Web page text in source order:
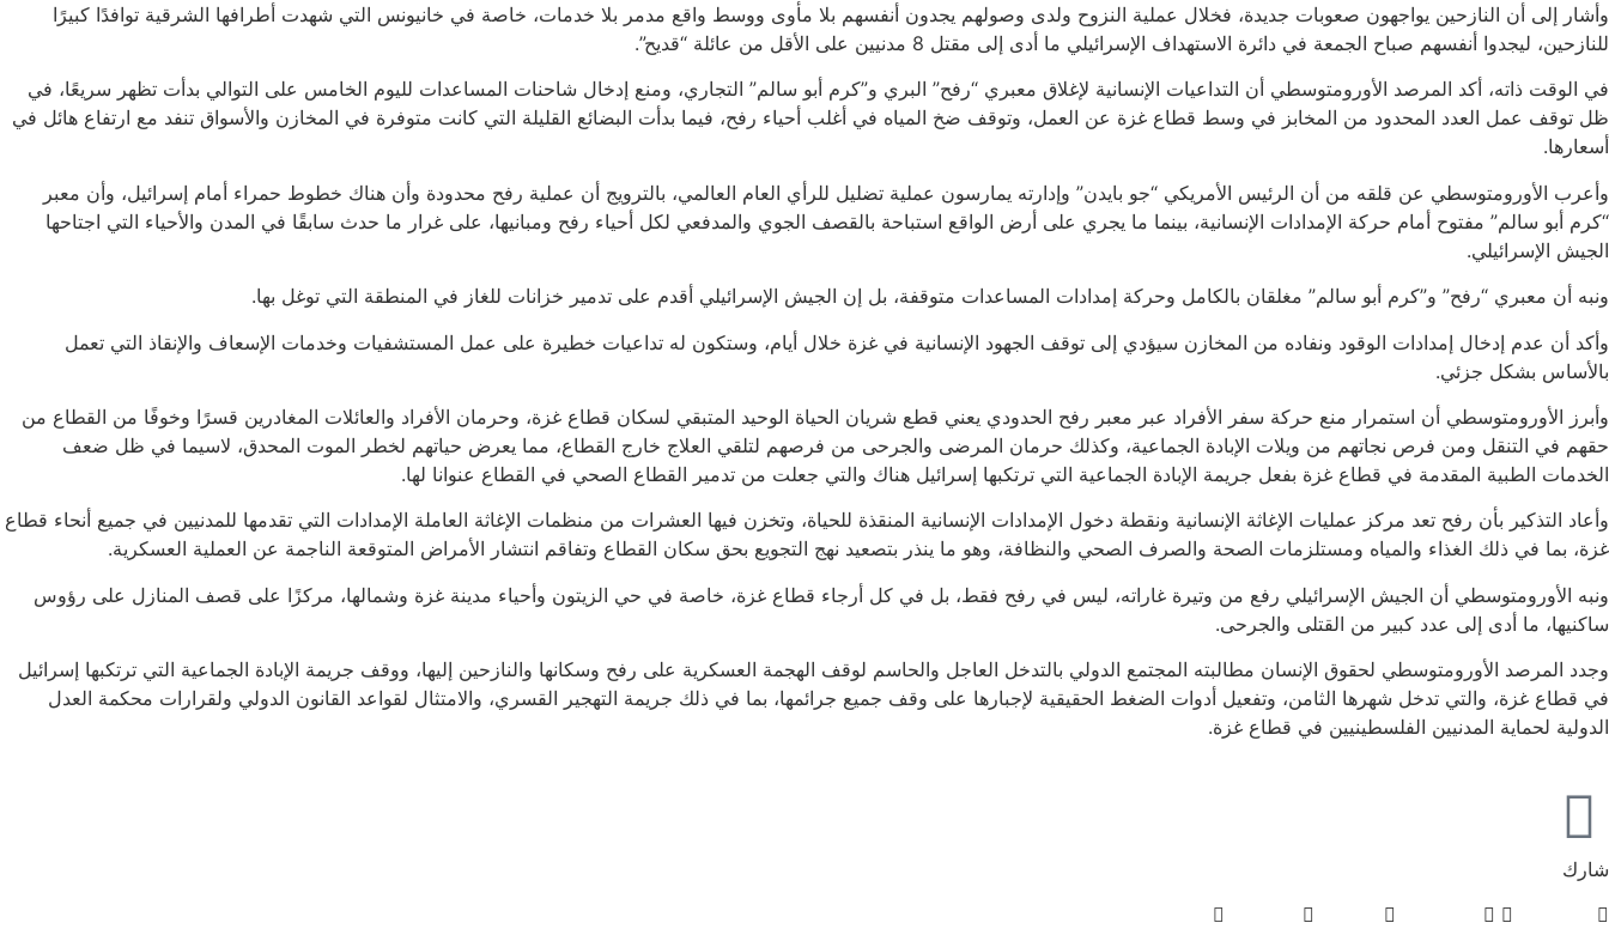
وأشار إلى أن النازحين يواجهون صعوبات جديدة، فخلال عملية النزوح ولدى وصولهم يجدون أنفسهم بلا مأوى ووسط واقع مدمر بلا خدمات، خاصة في خانيونس التي شهدت أطرافها الشرقية توافدًا كبيرًا
للنازحين، ليجدوا أنفسهم صباح الجمعة في دائرة الاستهداف الإسرائيلي ما أدى إلى مقتل 8 مدنيين على الأقل من عائلة “قديح”.
في الوقت ذاته، أكد المرصد الأورومتوسطي أن التداعيات الإنسانية لإغلاق معبري “رفح” البري و”كرم أبو سالم” التجاري، ومنع إدخال شاحنات المساعدات لليوم الخامس على التوالي بدأت تظهر سريعًا، في
ظل توقف عمل العدد المحدود من المخابز في وسط قطاع غزة عن العمل، وتوقف ضخ المياه في أغلب أحياء رفح، فيما بدأت البضائع القليلة التي كانت متوفرة في المخازن والأسواق تنفد مع ارتفاع هائل في
أسعارها.
وأعرب الأورومتوسطي عن قلقه من أن الرئيس الأمريكي “جو بايدن” وإدارته يمارسون عملية تضليل للرأي العام العالمي، بالترويج أن عملية رفح محدودة وأن هناك خطوط حمراء أمام إسرائيل، وأن معبر
“كرم أبو سالم” مفتوح أمام حركة الإمدادات الإنسانية، بينما ما يجري على أرض الواقع استباحة بالقصف الجوي والمدفعي لكل أحياء رفح ومبانيها، على غرار ما حدث سابقًا في المدن والأحياء التي اجتاحها
الجيش الإسرائيلي.
ونبه أن معبري “رفح” و”كرم أبو سالم” مغلقان بالكامل وحركة إمدادات المساعدات متوقفة، بل إن الجيش الإسرائيلي أقدم على تدمير خزانات للغاز في المنطقة التي توغل بها.
وأكد أن عدم إدخال إمدادات الوقود ونفاده من المخازن سيؤدي إلى توقف الجهود الإنسانية في غزة خلال أيام، وستكون له تداعيات خطيرة على عمل المستشفيات وخدمات الإسعاف والإنقاذ التي تعمل
بالأساس بشكل جزئي.
وأبرز الأورومتوسطي أن استمرار منع حركة سفر الأفراد عبر معبر رفح الحدودي يعني قطع شريان الحياة الوحيد المتبقي لسكان قطاع غزة، وحرمان الأفراد والعائلات المغادرين قسرًا وخوفًا من القطاع من
حقهم في التنقل ومن فرص نجاتهم من ويلات الإبادة الجماعية، وكذلك حرمان المرضى والجرحى من فرصهم لتلقي العلاج خارج القطاع، مما يعرض حياتهم لخطر الموت المحدق، لاسيما في ظل ضعف
الخدمات الطبية المقدمة في قطاع غزة بفعل جريمة الإبادة الجماعية التي ترتكبها إسرائيل هناك والتي جعلت من تدمير القطاع الصحي في القطاع عنوانا لها.
وأعاد التذكير بأن رفح تعد مركز عمليات الإغاثة الإنسانية ونقطة دخول الإمدادات الإنسانية المنقذة للحياة، وتخزن فيها العشرات من منظمات الإغاثة العاملة الإمدادات التي تقدمها للمدنيين في جميع أنحاء قطاع
غزة، بما في ذلك الغذاء والمياه ومستلزمات الصحة والصرف الصحي والنظافة، وهو ما ينذر بتصعيد نهج التجويع بحق سكان القطاع وتفاقم انتشار الأمراض المتوقعة الناجمة عن العملية العسكرية.
ونبه الأورومتوسطي أن الجيش الإسرائيلي رفع من وتيرة غاراته، ليس في رفح فقط، بل في كل أرجاء قطاع غزة، خاصة في حي الزيتون وأحياء مدينة غزة وشمالها، مركزًا على قصف المنازل على رؤوس
ساكنيها، ما أدى إلى عدد كبير من القتلى والجرحى.
وجدد المرصد الأورومتوسطي لحقوق الإنسان مطالبته المجتمع الدولي بالتدخل العاجل والحاسم لوقف الهجمة العسكرية على رفح وسكانها والنازحين إليها، ووقف جريمة الإبادة الجماعية التي ترتكبها إسرائيل
في قطاع غزة، والتي تدخل شهرها الثامن، وتفعيل أدوات الضغط الحقيقية لإجبارها على وقف جميع جرائمها، بما في ذلك جريمة التهجير القسري، والامتثال لقواعد القانون الدولي ولقرارات محكمة العدل
الدولية لحماية المدنيين الفلسطينيين في قطاع غزة.
شارك